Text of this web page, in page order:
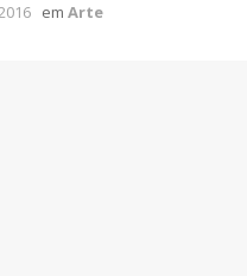
em Arte